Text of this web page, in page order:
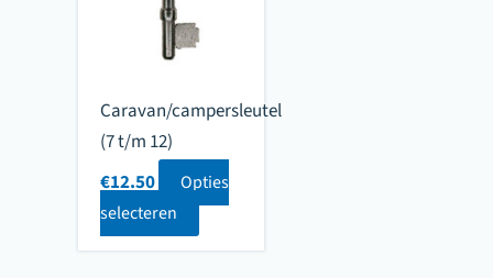
Caravan/campersleutel
(7 t/m 12)
€12.50
Opties
selecteren